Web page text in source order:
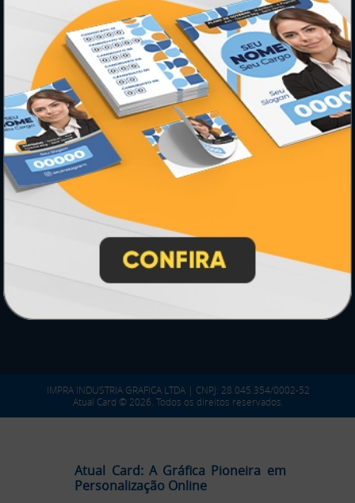
* Pagamento com cartão de crédito terá valor adicional.
** Pagamentos a prazo poderão ter acréscimo.
*** Nota fiscal sujeita a emissão de acordo com prestador de
serviço, conforme legislação pertinente.
PARTICIPE
SEGURANÇA
IMPRA INDUSTRIA GRAFICA LTDA | CNPJ: 28.045.354/0002-52
Atual Card © 2026. Todos os direitos reservados.
Atual Card: A Gráfica Pioneira em
Personalização Online